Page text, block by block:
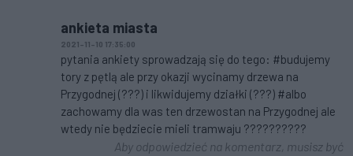
ankieta miasta
2021-11-10 17:35:00
pytania ankiety sprowadzają się do tego: #budujemy
tory z pętlą ale przy okazji wycinamy drzewa na
Przygodnej (???) i likwidujemy działki (???) #albo
zachowamy dla was ten drzewostan na Przygodnej ale
wtedy nie będziecie mieli tramwaju ??????????
Aby odpowiedzieć na komentarz, musisz być